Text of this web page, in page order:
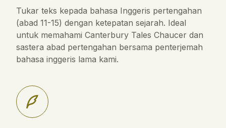
Tukar teks kepada bahasa Inggeris pertengahan
(abad 11-15) dengan ketepatan sejarah. Ideal
untuk memahami Canterbury Tales Chaucer dan
sastera abad pertengahan bersama penterjemah
bahasa inggeris lama kami.